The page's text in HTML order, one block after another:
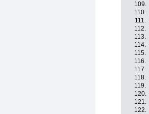
109.
110.
111.
112.
113.
114.
115.
116.
117.
118.
119.
120.
121.
122.